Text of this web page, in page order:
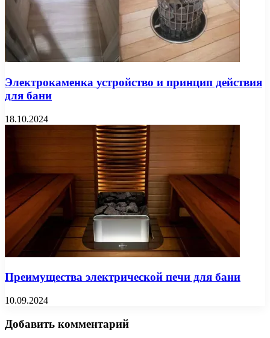
Электрокаменка устройство и принцип действия
для бани
18.10.2024
Преимущества электрической печи для бани
10.09.2024
Добавить комментарий